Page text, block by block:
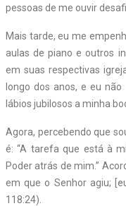
pessoas de me ouvir
Mais tarde, eu me
aulas de piano e outros
em suas respectivas
longo dos anos, e eu
lábios jubilosos a minha
Agora, percebendo que
é: “A tarefa que está à
Poder atrás de mim.”
em que o Senhor agiu;
118:24).